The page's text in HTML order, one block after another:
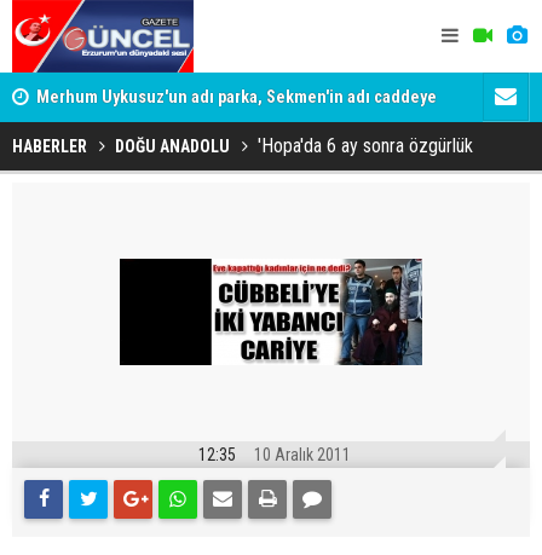
Merhum Uykusuz'un adı parka, Sekmen'in adı caddeye
verildi Gözaltına
HABERLER DOĞU ANADOLU 'Hopa'da 6 ay sonra özgürlük
12:35 10 Aralık 2011